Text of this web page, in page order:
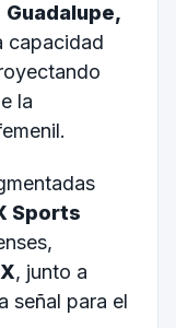
Guadalupe,
capacidad
la
Sports
, junto a
señal para el